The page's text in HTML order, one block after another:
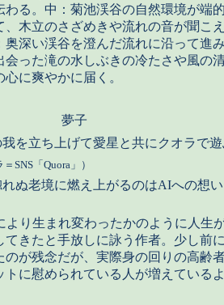
わる。中：菊池渓谷の自然環境が端
、木立のさざめきや流れの音が聞こ
奥深い渓谷を澄んだ流れに沿って進
会った滝の水しぶきの冷たさや風の
心に爽やかに届く。
夢子
我を立ち上げて愛星と共にクオラで
SNS「Quora」）
れぬ老境に燃え上がるのはAIへの想い
より生まれ変わったかのように人生
てきたと手放しに詠う作者。少し前
のが残念だが、実際身の回りの高齢
トに慰められている人が増えている